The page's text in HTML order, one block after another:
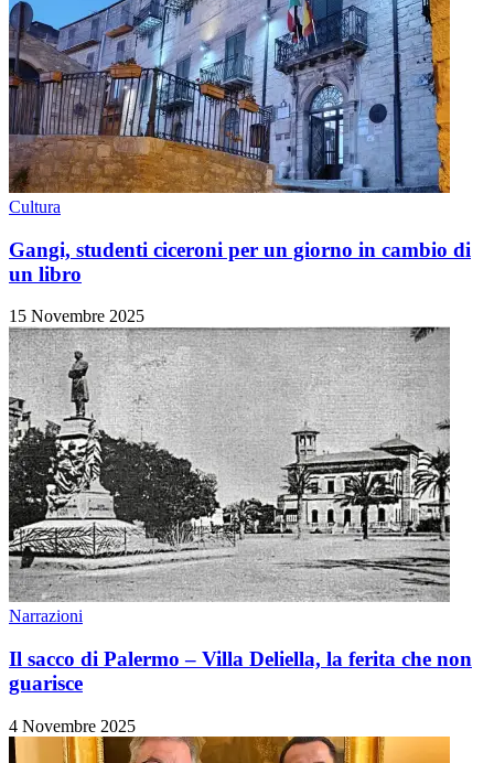
Cultura
Gangi, studenti ciceroni per un giorno in cambio di
un libro
15 Novembre 2025
Narrazioni
Il sacco di Palermo – Villa Deliella, la ferita che non
guarisce
4 Novembre 2025